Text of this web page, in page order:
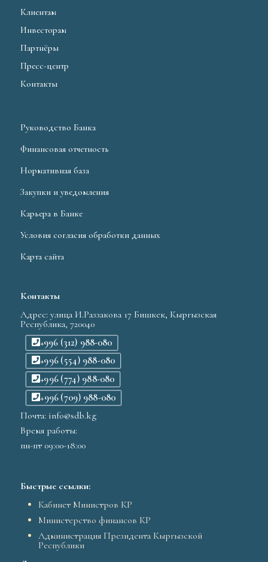
Клиентам
Инвесторам
Партнёры
Пресс-центр
Контакты
Руководство Банка
Финансовая отчетность
Нормативная база
Закупки и уведомления
Карьера в Банке
Условия согласия обработки данных
Карта сайта
Контакты
Адрес: улица И.Раззакова 17 Бишкек, Кыргызская
Республика, 720040
+996 (312) 988-080
+996 (554) 988-080
+996 (774) 988-080
+996 (709) 988-080
Почта: info@sdb.kg
Время работы:
пн-пт 09:00-18:00
Быстрые ссылки:
Кабинет Министров КР
Министерство финансов КР
Администрация Президента Кыргызской
Республики